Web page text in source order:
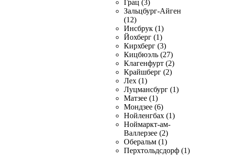
Грац (3)
Зальцбург-Айген
(12)
Инсбрук (1)
Йохберг (1)
Кирхберг (3)
Кицбюэль (27)
Клагенфурт (2)
Крайшберг (2)
Лех (1)
Луцмансбург (1)
Матзее (1)
Мондзее (6)
Нойленгбах (1)
Ноймаркт-ам-
Валлерзее (2)
Оберальм (1)
Перхтольдсдорф (1)